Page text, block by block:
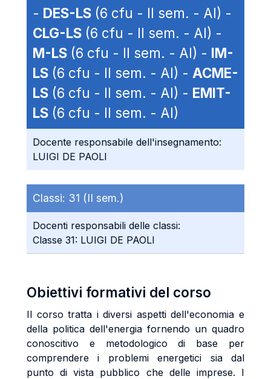
- DES-LS (6 cfu - II sem. - AI) -
CLG-LS (6 cfu - II sem. - AI) -
M-LS (6 cfu - II sem. - AI) - IM-
LS (6 cfu - II sem. - AI) - ACME-
LS (6 cfu - II sem. - AI) - EMIT-
LS (6 cfu - II sem. - AI)
Docente responsabile dell'insegnamento:
LUIGI DE PAOLI
Classi: 31 (II sem.)
Docenti responsabili delle classi:
Classe 31: LUIGI DE PAOLI
Obiettivi formativi del corso
Il corso tratta i diversi aspetti dell'economia e
della politica dell'energia fornendo un quadro
conoscitivo e metodologico di base per
comprendere i problemi energetici sia dal
punto di vista pubblico che delle imprese. I